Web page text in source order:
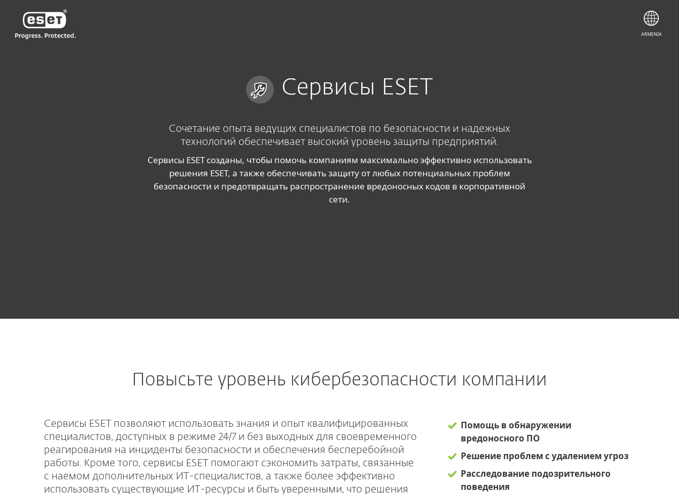
Сервисы ESET
Сочетание опыта ведущих специалистов по безопасности и надежных
технологий обеспечивает высокий уровень защиты предприятий.
Сервисы ESET созданы, чтобы помочь компаниям максимально эффективно использовать
решения ESET, а также обеспечивать защиту от любых потенциальных проблем
безопасности и предотвращать распространение вредоносных кодов в корпоративной
сети.
Повысьте уровень кибербезопасности компании
Сервисы ESET позволяют использовать знания и опыт квалифицированных
специалистов, доступных в режиме 24/7 и без выходных для своевременного
реагирования на инциденты безопасности и обеспечения бесперебойной
работы. Кроме того, сервисы ESET помогают сэкономить затраты, связанные
с наемом дополнительных ИТ-специалистов, а также более эффективно
использовать существующие ИТ-ресурсы и быть уверенными, что решения
Помощь в обнаружении
вредоносного ПО
Решение проблем с удалением угроз
Расследование подозрительного
поведения
AM-RUДля бизнеса
ESET
ARMENIA